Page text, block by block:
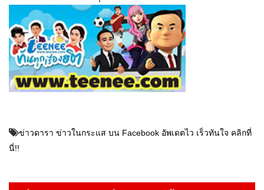
ข่าวดารา ข่าวในกระแส บน Facebook อัพเดตไว เร็วทันใจ คลิกที่
นี่!!